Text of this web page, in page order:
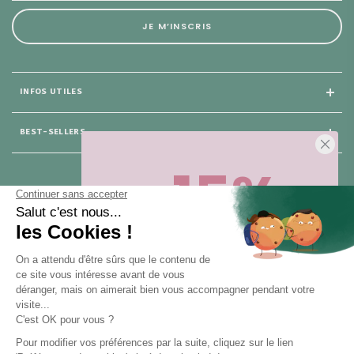
75 008 Paris
INFOS UTILES
BEST-SELLERS
JE M’INSCRIS
-15%
Sur votre première commande,
moment ! Désinscription en 1 clic, à
tout moment.